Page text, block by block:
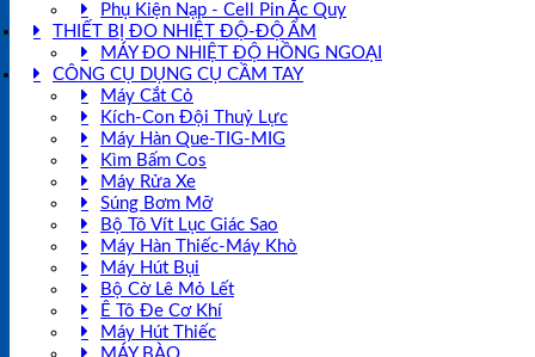
Phụ Kiện Nạp - Cell Pin Ắc Quy
THIẾT BỊ ĐO NHIỆT ĐỘ-ĐỘ ẨM
MÁY ĐO NHIỆT ĐỘ HỒNG NGOẠI
CÔNG CỤ DỤNG CỤ CẦM TAY
Máy Cắt Cỏ
Kích-Con Đội Thuỷ Lực
Máy Hàn Que-TIG-MIG
Kìm Bấm Cos
Máy Rửa Xe
Súng Bơm Mỡ
Bộ Tô Vít Lục Giác Sao
Máy Hàn Thiếc-Máy Khò
Máy Hút Bụi
Bộ Cờ Lê Mỏ Lết
Ê Tô Đe Cơ Khí
Máy Hút Thiếc